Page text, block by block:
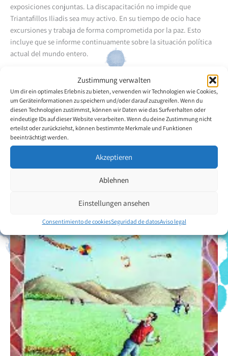
Zustimmung verwalten
Um dir ein optimales Erlebnis zu bieten, verwenden wir Technologien wie Cookies,
um Geräteinformationen zu speichern und/oder darauf zuzugreifen. Wenn du
diesen Technologien zustimmst, können wir Daten wie das Surfverhalten oder
eindeutige IDs auf dieser Website verarbeiten. Wenn du deine Zustimmung nicht
erteilst oder zurückziehst, können bestimmte Merkmale und Funktionen
beeinträchtigt werden.
Akzeptieren
Ablehnen
Einstellungen ansehen
Consentimiento de cookiesSeguridad de datosAviso legal
exposiciones conjuntas. La discapacitación no impide que
Triantafillos Iliadis sea muy activo. En su tiempo de ocio hace
excursiones y trabaja de forma comprometida por la paz. Esto
incluye que se informe continuamente sobre la situación política
actual del mundo entero.
Volver a la descripción general del artista